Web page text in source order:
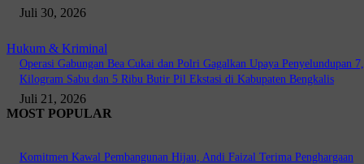
Juli 30, 2026
Hukum & Kriminal
Operasi Gabungan Bea Cukai dan Polri Gagalkan Upaya Penyelundupan
Kilogram Sabu dan 5 Ribu Butir Pil Ekstasi di Kabupaten Bengkalis
Juli 21, 2026
MOST POPULAR
Komitmen Kawal Pembangunan Hijau, Andi Faizal Terima Penghargaan